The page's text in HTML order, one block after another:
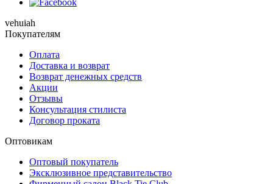
vehuiah
Покупателям
Оплата
Доставка и возврат
Возврат денежных средств
Акции
Отзывы
Консультация стилиста
Договор проката
Оптовикам
Оптовый покупатель
Эксклюзивное представительство